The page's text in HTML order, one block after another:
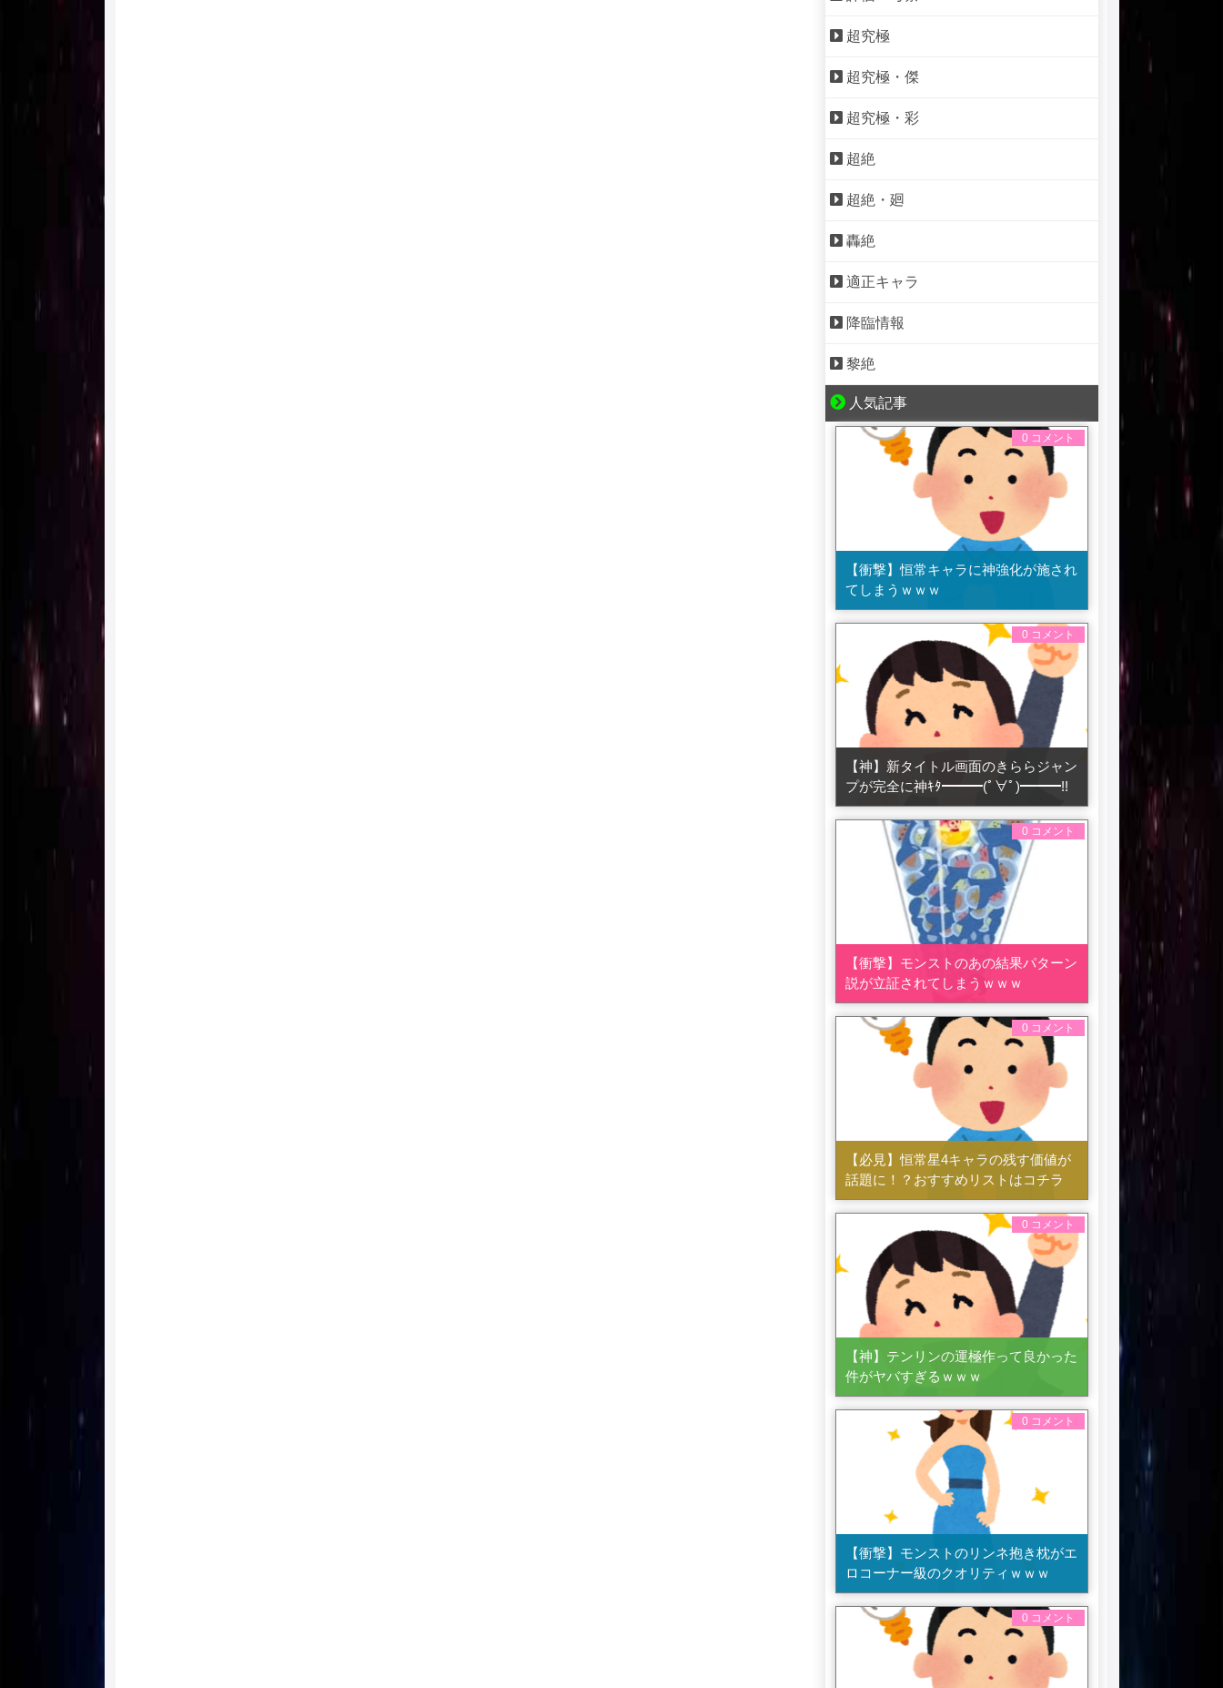
超究極
超究極・傑
超究極・彩
超絶
超絶・廻
轟絶
適正キャラ
降臨情報
黎絶
人気記事
0 コメント
【衝撃】恒常キャラに神強化が施され
てしまうｗｗｗ
0 コメント
【神】新タイトル画面のきららジャン
プが完全に神ｷﾀ━━━(ﾟ∀ﾟ)━━━!!
0 コメント
【衝撃】モンストのあの結果パターン
説が立証されてしまうｗｗｗ
0 コメント
【必見】恒常星4キャラの残す価値が
話題に！？おすすめリストはコチラ
0 コメント
【神】テンリンの運極作って良かった
件がヤバすぎるｗｗｗ
0 コメント
【衝撃】モンストのリンネ抱き枕がエ
ロコーナー級のクオリティｗｗｗ
0 コメント